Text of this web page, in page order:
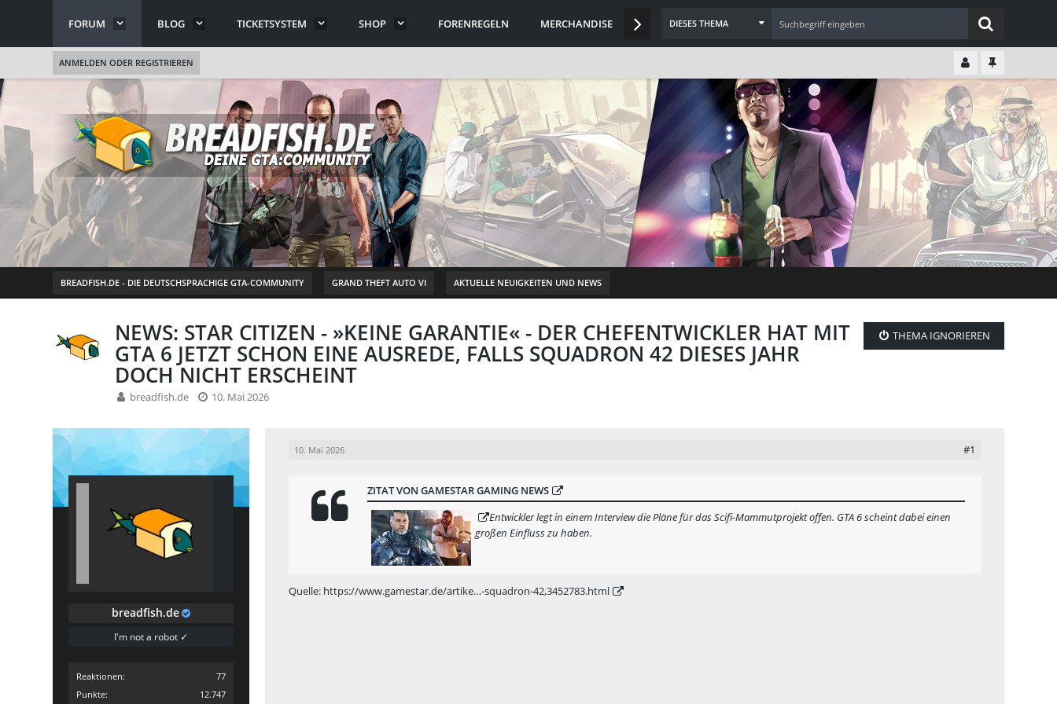
FORUM BLOG TICKETSYSTEM SHOP FORENREGELN MERCHANDISE DISCORDDIESES THEMA
ANMELDEN ODER REGISTRIEREN
BREADFISH.DE - DIE DEUTSCHSPRACHIGE GTA-COMMUNITY GRAND THEFT AUTO VI AKTUELLE NEUIGKEITEN UND NEWS
NEWS: STAR CITIZEN - »KEINE GARANTIE« - DER CHEFENTWICKLER HAT MIT
GTA 6 JETZT SCHON EINE AUSREDE, FALLS SQUADRON 42 DIESES JAHR
DOCH NICHT ERSCHEINT
breadfish.de 10. Mai 2026
THEMA IGNORIEREN
breadfish.de
I'm not a robot ✓
Reaktionen
77
Punkte
12.747
10. Mai 2026 #1
ZITAT VON GAMESTAR GAMING NEWS
Entwickler legt in einem Interview die Pläne für das Scifi-Mammutprojekt offen. GTA 6 scheint dabei einen
großen Einfluss zu haben.
Quelle: https://www.gamestar.de/artike…-squadron-42,3452783.html